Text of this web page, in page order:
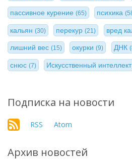
пассивное курение (65) психика
кальян (30) перекур(21) вред
лишний вес (15) окурки(9) ДНК
снюс (7) Искусственный
Подписка на новости
RSS Atom
Архив новостей